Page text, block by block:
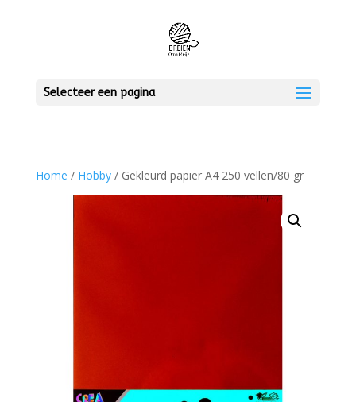
Selecteer een pagina
Home / Hobby/ Gekleurd papier A4 250 vellen/80 gr